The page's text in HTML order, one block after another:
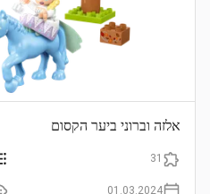
אלזה וברוני ביער הקסום
31
01.03.2024